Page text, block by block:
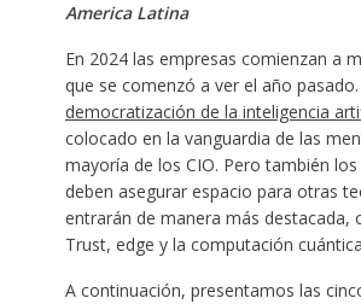
America Latina
En 2024 las empresas comienzan a
que se comenzó a ver el año pasado.
democratización de la inteligencia
colocado en la vanguardia de las
mayoría de los CIO. Pero también
deben asegurar espacio para otras
entrarán de manera más destacada,
Trust, edge y la computación
A continuación, presentamos las